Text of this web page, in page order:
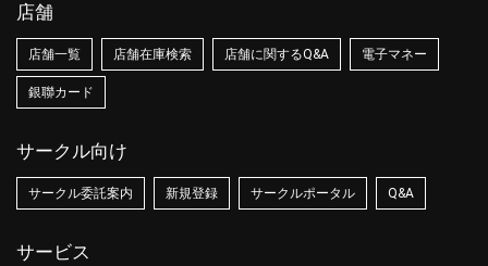
店舗
店舗一覧 店舗在庫検索 店舗に関するQ&A 電子マネー
銀聯カード
サークル向け
サークル委託案内 新規登録 サークルポータル Q&A
サービス